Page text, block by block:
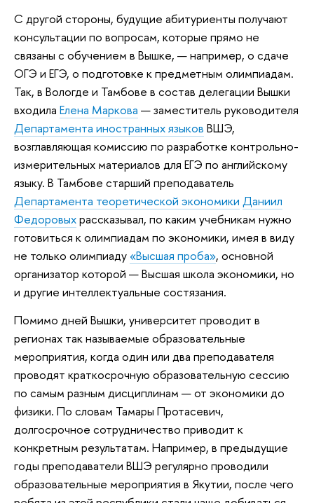
С другой стороны, будущие абитуриенты получают
консультации по вопросам, которые прямо не
связаны с обучением в Вышке, — например, о сдаче
ОГЭ и ЕГЭ, о подготовке к предметным олимпиадам.
Так, в Вологде и Тамбове в состав делегации Вышки
входила Елена Маркова — заместитель руководителя
Департамента иностранных языков ВШЭ,
возглавляющая комиссию по разработке контрольно-
измерительных материалов для ЕГЭ по английскому
языку. В Тамбове старший преподаватель
Департамента теоретической экономики Даниил
Федоровыхрассказывал, по каким учебникам нужно
готовиться к олимпиадам по экономики, имея в виду
не только олимпиаду «Высшая проба», основной
организатор которой — Высшая школа экономики, но
и другие интеллектуальные состязания.
Помимо дней Вышки, университет проводит в
регионах так называемые образовательные
мероприятия, когда один или два преподавателя
проводят краткосрочную образовательную сессию
по самым разным дисциплинам — от экономики до
физики. По словам Тамары Протасевич,
долгосрочное сотрудничество приводит к
конкретным результатам. Например, в предыдущие
годы преподаватели ВШЭ регулярно проводили
образовательные мероприятия в Якутии, после чего